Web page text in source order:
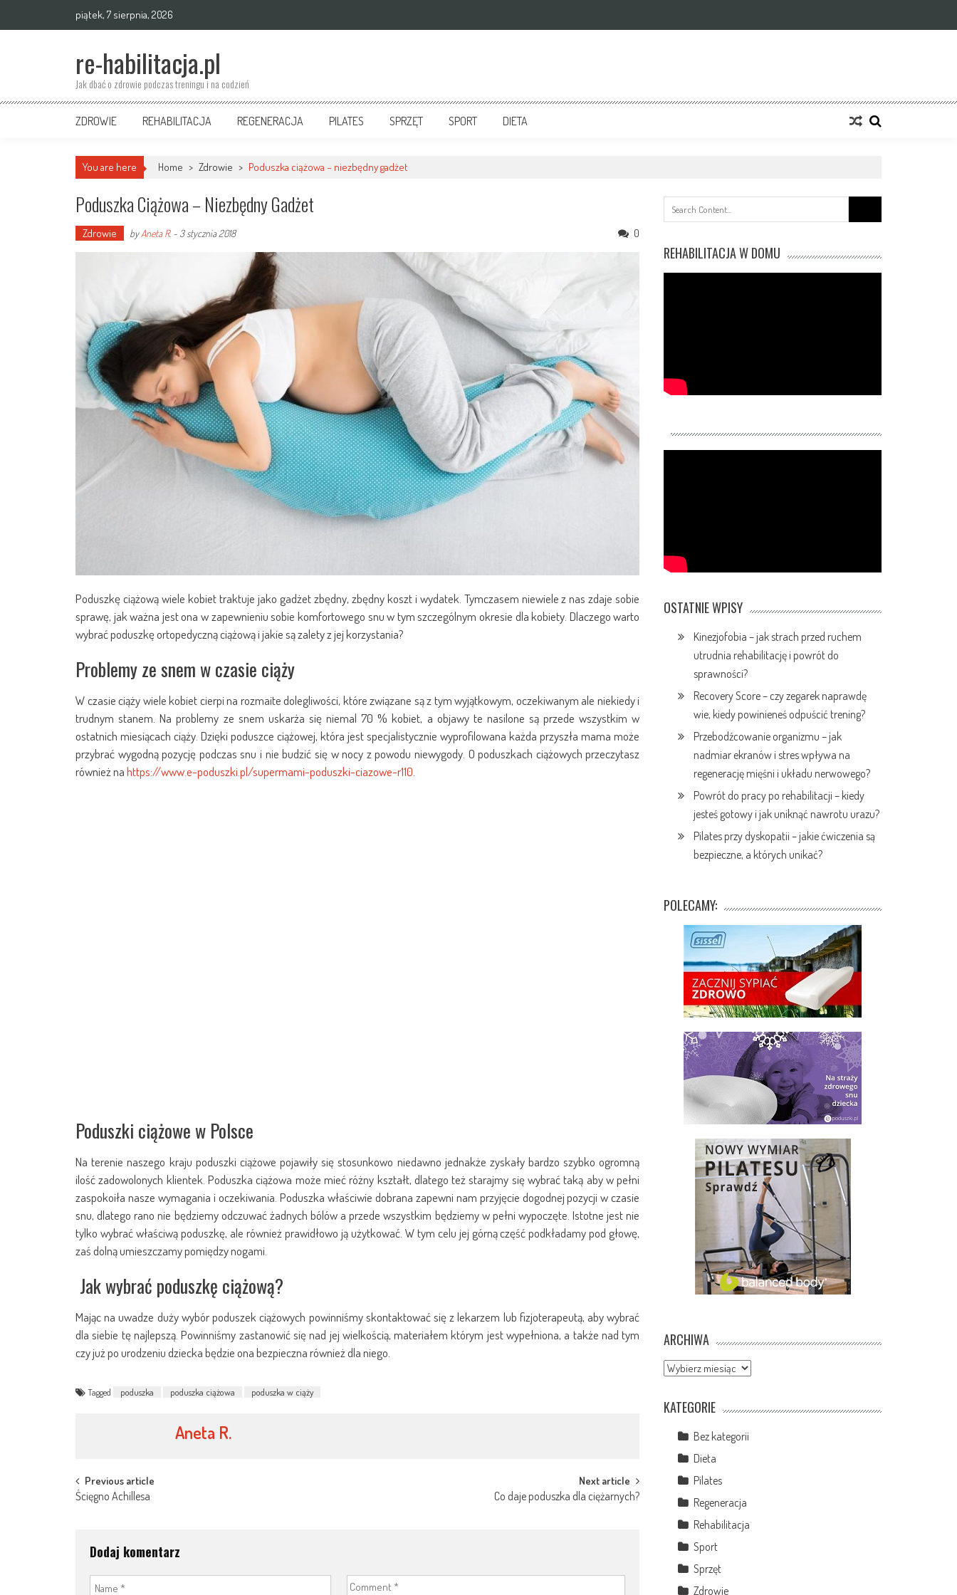
piątek, 7 sierpnia, 2026
re-habilitacja.pl
Jak dbać o zdrowie podczas treningu i na codzień
ZDROWIE REHABILITACJA REGENERACJA PILATES SPRZĘT SPORT DIETA
You are here Home > Zdrowie > Poduszka ciążowa – niezbędny gadżet
Poduszka Ciążowa – Niezbędny Gadżet
Zdrowie byAneta R. - 3 stycznia 2018 0
Poduszkę ciążową wiele kobiet traktuje jako gadżet zbędny, zbędny koszt i wydatek. Tymczasem niewiele z nas zdaje sobie
sprawę, jak ważna jest ona w zapewnieniu sobie komfortowego snu w tym szczególnym okresie dla kobiety. Dlaczego warto
wybrać poduszkę ortopedyczną ciążową i jakie są zalety z jej korzystania?
Problemy ze snem w czasie ciąży
W czasie ciąży wiele kobiet cierpi na rozmaite dolegliwości, które związane są z tym wyjątkowym, oczekiwanym ale niekiedy i
trudnym stanem. Na problemy ze snem uskarża się niemal 70 % kobiet, a objawy te nasilone są przede wszystkim w
ostatnich miesiącach ciąży. Dzięki poduszce ciążowej, która jest specjalistycznie wyprofilowana każda przyszła mama może
przybrać wygodną pozycję podczas snu i nie budzić się w nocy z powodu niewygody. O poduszkach ciążowych przeczytasz
również nahttps://www.e-poduszki.pl/supermami-poduszki-ciazowe-r110
Poduszki ciążowe w Polsce
Na terenie naszego kraju poduszki ciążowe pojawiły się stosunkowo niedawno jednakże zyskały bardzo szybko ogromną
ilość zadowolonych klientek. Poduszka ciążowa może mieć różny kształt, dlatego też starajmy się wybrać taką aby w pełni
zaspokoiła nasze wymagania i oczekiwania. Poduszka właściwie dobrana zapewni nam przyjęcie dogodnej pozycji w czasie
snu, dlatego rano nie będziemy odczuwać żadnych bólów a przede wszystkim będziemy w pełni wypoczęte. Istotne jest nie
tylko wybrać właściwą poduszkę, ale również prawidłowo ją użytkować. W tym celu jej górną część podkładamy pod głowę,
zaś dolną umieszczamy pomiędzy nogami.
Jak wybrać poduszkę ciążową?
Mając na uwadze duży wybór poduszek ciążowych powinniśmy skontaktować się z lekarzem lub fizjoterapeutą, aby wybrać
dla siebie tę najlepszą. Powinniśmy zastanowić się nad jej wielkością, materiałem którym jest wypełniona, a także nad tym
czy już po urodzeniu dziecka będzie ona bezpieczna również dla niego.
Tagged poduszka poduszka ciążowa poduszka w ciąży
Aneta R.
Post
navigation
Previous article
Ścięgno Achillesa
Next article
Co daje poduszka dla ciężarnych?
Dodaj komentarz
for:
REHABILITACJA W DOMU
OSTATNIE WPISY
Kinezjofobia – jak strach przed ruchem
utrudnia rehabilitację i powrót do
sprawności?
Recovery Score – czy zegarek naprawdę
wie, kiedy powinieneś odpuścić trening?
Przebodźcowanie organizmu – jak
nadmiar ekranów i stres wpływa na
regenerację mięśni i układu nerwowego?
Powrót do pracy po rehabilitacji – kiedy
jesteś gotowy i jak uniknąć nawrotu urazu?
Pilates przy dyskopatii – jakie ćwiczenia są
bezpieczne, a których unikać?
POLECAMY:
ARCHIWA
Archiwa
KATEGORIE
Bez kategorii
Dieta
Pilates
Regeneracja
Rehabilitacja
Sport
Sprzęt
Zdrowie